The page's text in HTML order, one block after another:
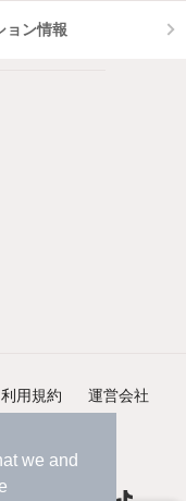
we and
ョン情報
利用規約 運営会社